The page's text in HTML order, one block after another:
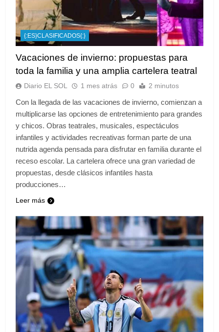
{:ES}CLASIFICADOS{:}
Vacaciones de invierno: propuestas para
toda la familia y una amplia cartelera teatral
Diario EL SOL 1 mes atrás 0 2 minutos
Con la llegada de las vacaciones de invierno, comienzan a
multiplicarse las opciones de entretenimiento para grandes
y chicos. Obras teatrales, musicales, espectáculos
infantiles y actividades recreativas forman parte de una
nutrida agenda pensada para disfrutar en familia durante el
receso escolar. La cartelera ofrece una gran variedad de
propuestas, desde clásicos infantiles hasta
producciones…
Leer más